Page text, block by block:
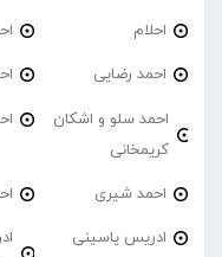
احلام
احمد‌ رضایی
احمد سلو و اشکان
کریمخانی
احمد شیری
ادریس یاسینی